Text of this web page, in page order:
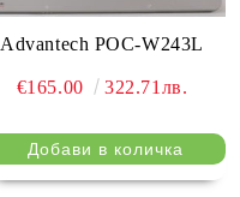
Advantech POC-W243L
€165.00 322.71лв.